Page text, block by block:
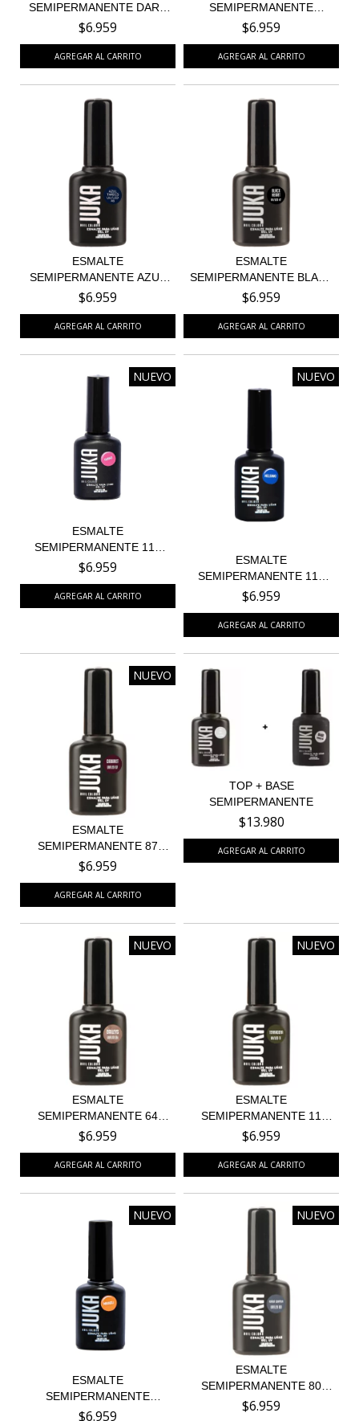
SEMIPERMANENTE DARK
BLUE 49
$6.959
SEMIPERMANENTE
CADAQUES 112 - ED...
$6.959
ESMALTE
SEMIPERMANENTE AZUL
TARDIS 46
$6.959
ESMALTE
SEMIPERMANENTE BLACK
HEART 47
$6.959
NUEVO
ESMALTE
SEMIPERMANENTE 114
HANKO - COLEC...
$6.959
NUEVO
ESMALTE
SEMIPERMANENTE 113
HELSINKI - CO...
$6.959
NUEVO
ESMALTE
SEMIPERMANENTE 87
CABARET
$6.959
TOP + BASE
SEMIPERMANENTE
$13.980
NUEVO
ESMALTE
SEMIPERMANENTE 64
BAILEYS
$6.959
NUEVO
ESMALTE
SEMIPERMANENTE 11
TERRACOTA
$6.959
NUEVO
ESMALTE
SEMIPERMANENTE
MIKKELI 115 - COL...
$6.959
NUEVO
ESMALTE
SEMIPERMANENTE 80
KUALA LUMPUR
$6.959